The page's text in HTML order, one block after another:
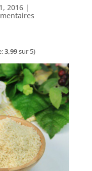
2016|
3,99sur 5)